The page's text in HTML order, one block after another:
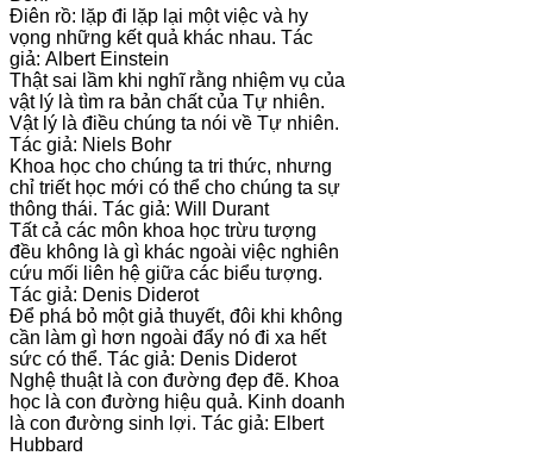
Điên rồ: lặp đi lặp lại một việc và hy
vọng những kết quả khác nhau. Tác
giả: Albert Einstein
Thật sai lầm khi nghĩ rằng nhiệm vụ của
vật lý là tìm ra bản chất của Tự nhiên.
Vật lý là điều chúng ta nói về Tự nhiên.
Tác giả: Niels Bohr
Khoa học cho chúng ta tri thức, nhưng
chỉ triết học mới có thể cho chúng ta sự
thông thái. Tác giả: Will Durant
Tất cả các môn khoa học trừu tượng
đều không là gì khác ngoài việc nghiên
cứu mối liên hệ giữa các biểu tượng.
Tác giả: Denis Diderot
Để phá bỏ một giả thuyết, đôi khi không
cần làm gì hơn ngoài đẩy nó đi xa hết
sức có thể. Tác giả: Denis Diderot
Nghệ thuật là con đường đẹp đẽ. Khoa
học là con đường hiệu quả. Kinh doanh
là con đường sinh lợi. Tác giả: Elbert
Hubbard